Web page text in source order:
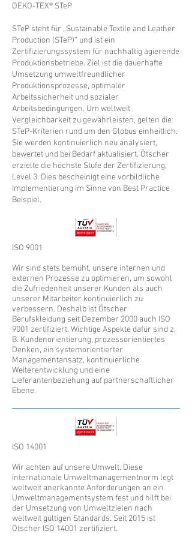
OEKO-TEX® STeP
STeP steht für „Sustainable Textile and Leather
Production (STeP)“ und ist ein
Zertifizierungssystem für nachhaltig agierende
Produktionsbetriebe. Ziel ist die dauerhafte
Umsetzung umweltfreundlicher
Produktionsprozesse, optimaler
Arbeitssicherheit und sozialer
Arbeitsbedingungen. Um weltweit
Vergleichbarkeit zu gewährleisten, gelten die
STeP-Kriterien rund um den Globus einheitlich.
Sie werden kontinuierlich neu analysiert,
bewertet und bei Bedarf aktualisiert. Ötscher
erzielte die höchste Stufe der Zertifizierung,
Level 3. Dies bescheinigt eine vorbildliche
Implementierung im Sinne von Best Practice
Beispiel.
ISO 9001
Wir sind stets bemüht, unsere internen und
externen Prozesse zu optimieren, um sowohl
die Zufriedenheit unserer Kunden als auch
unserer Mitarbeiter kontinuierlich zu
verbessern. Deshalb ist Ötscher
Berufskleidung seit Dezember 2000 auch ISO
9001 zertifiziert. Wichtige Aspekte dafür sind z.
B. Kundenorientierung, prozessorientiertes
Denken, ein systemorientierter
Managementansatz, kontinuierliche
Weiterentwicklung und eine
Lieferantenbeziehung auf partnerschaftlicher
Ebene.
ISO 14001
Wir achten auf unsere Umwelt. Diese
internationale Umweltmanagementnorm legt
weltweit anerkannte Anforderungen an ein
Umweltmanagementsystem fest und hilft bei
der Umsetzung von Umweltzielen nach
weltweit gültigen Standards. Seit 2015 ist
Ötscher ISO 14001 zertifiziert.